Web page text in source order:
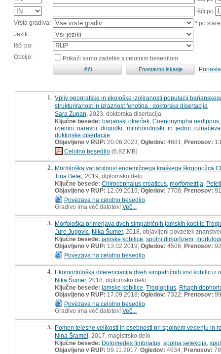
išči po
Vrsta gradiva:
* po
Jezik:
Išči po:
Opcije:
Prikaži samo zadetke s celotnim besedilom
1. Vpliv geografske in ekološke izoliranosti populacij
strukturiranost in izraznost fenotipa : doktorska disertacija
Sara Zupan , 2023, doktorska disertacija
Ključne besede: barjanski okarček,Coenonympha oedippus
izjemni naravni dogodki ,mitohondrijski in jedrni
doktorske disertacije
Objavljeno v RUP: 20.06.2023; Ogledov: 4681; Prenosov:
Celotno besedilo (6,82 MB)
2. Morfološka variabilnost endemičnega kraškega škrgonožca
Tina Belej , 2019, diplomsko delo
Ključne besede: Chirocephalus croaticus morfometrija
Objavljeno v RUP: 12.09.2019; Ogledov: 7708; Prenosov: 91
Povezava na celotno besedilo
Gradivo ima več datotek! Več...
3. Morfološka primerjava dveh simpatričnih jamskih kobilic
Jure Jugovic Nika Šumer, 2018, objavljeni povzetek
Ključne besede: jamske kobilice spolni dimorfizem
Objavljeno v RUP: 13.02.2019; Ogledov: 4506; Prenosov: 92
Povezava na celotno besedilo
4. Ekomorfološka diferenciacija dveh simpatričnih vrst kobilic
Nika Šumer, 2018, diplomsko delo
Ključne besede: jamske kobilice Troglopilus
Objavljeno v RUP: 17.09.2018; Ogledov: 7322; Prenosov: 99
Povezava na celotno besedilo
Gradivo ima več datotek! Več...
5. Pomen telesne velikosti in osebnosti pri spolnem vedenju in
Nina Šramel , 2017, magistrsko delo
Ključne besede: Dolomedes fimbriatus spolna selekcija
Objavljeno v RUP: 09.11.2017; Ogledov: 4634; Prenosov: 78